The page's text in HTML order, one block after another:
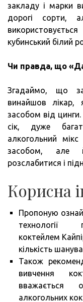
закладу і марки
дорогі сорти,
кубинський білий
Чи правда, що
Згадаймо, що
винайшов лікар,
засобом від
сік, дуже
алкогольний
засобом, але
розслабитися і
Корисна
Пропоную
технології
коктейлем
кількість
Також
вивчення
алкогольних